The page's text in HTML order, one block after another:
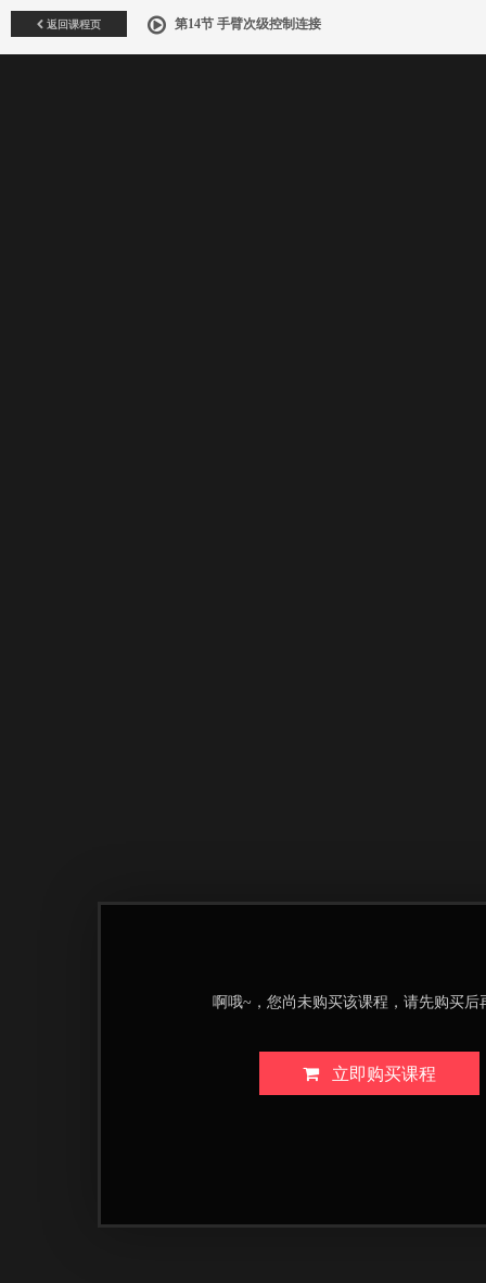
返回课程页 第14节 手臂次级控制连接
啊哦~，您尚未购买该课程，请先购买后
立即购买课程